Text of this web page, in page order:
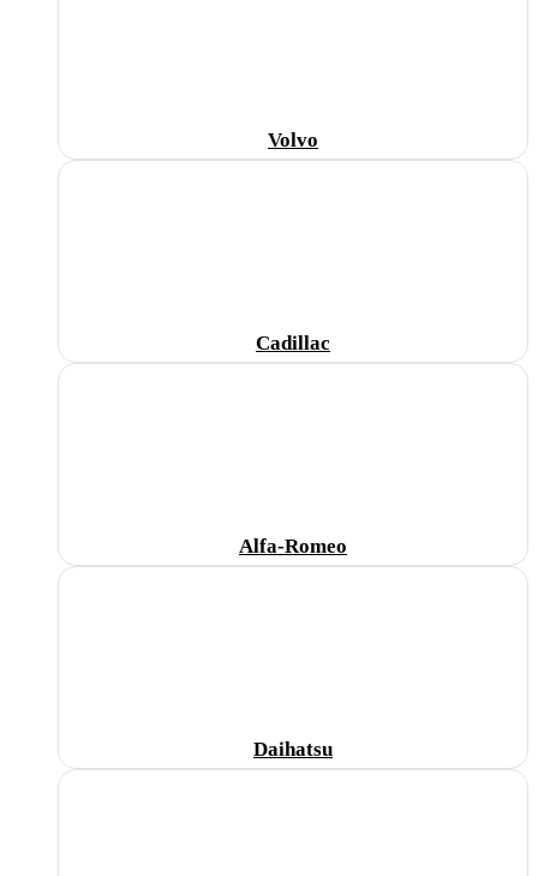
Volvo
Cadillac
Alfa-Romeo
Daihatsu